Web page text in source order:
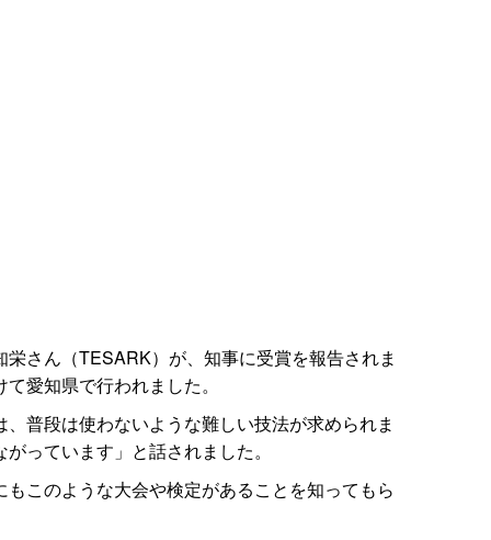
さん（TESARK）が、知事に受賞を報告されま
愛知県で行われました。
普段は使わないような難しい技法が求められま
っています」と話されました。
このような大会や検定があることを知ってもら